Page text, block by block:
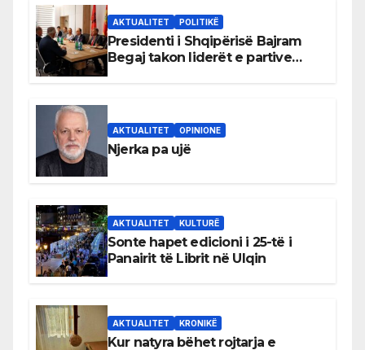
AKTUALITET POLITIKË
Presidenti i Shqipërisë Bajram
Begaj takon liderët e partive
AKTUALITET OPINIONE
Njerka pa ujë
AKTUALITET KULTURË
Sonte hapet edicioni i 25-të i
Panairit të Librit në Ulqin
AKTUALITET KRONIKË
Kur natyra bëhet rojtarja e